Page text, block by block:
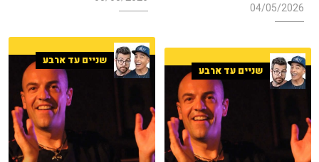
04/05/2026
שניים עד ארבע
שניים עד ארבע